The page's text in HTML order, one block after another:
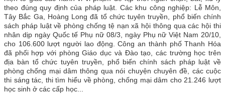
TIN TỨC - SỰ KIỆN
HOẠT ĐỘNG CỦA LÃNH ĐẠO TỈNH
Thường trực Tỉnh ủy
Thường trực HĐND tỉnh
Lãnh đạo UBND tỉnh
theo đúng quy định của pháp luật. Các khu công nghiệp: Lễ Môn,
Tây Bắc Ga, Hoàng Long đã tổ chức tuyên truyền, phổ biến chính
sách pháp luật về phòng chống tệ nạn xã hội thông qua các hội thi
nhân dịp ngày Quốc tế Phụ nữ 08/3, ngày Phụ nữ Việt Nam 20/10,
cho 106.600 lượt người lao động. Công an thành phố Thanh Hóa
đã phối hợp với phòng Giáo dục và Đào tạo, các trường học trên
địa bàn tổ chức tuyên truyền, phổ biến chính sách pháp luật về
phòng chống mại dâm thông qua nói chuyện chuyên đề, các cuộc
thi sáng tác, thi tìm hiểu về phòng, chống mại dâm cho 21.246 lượt
học sinh ở các cấp học...